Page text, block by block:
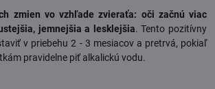
zmien vo vzhľade zvieraťa: oči začnú viac
jemnejšia a lesklejšia. Tento pozitívny
v priebehu 2 - 3 mesiacov a pretrvá, pokiaľ
pravidelne piť alkalickú vodu.